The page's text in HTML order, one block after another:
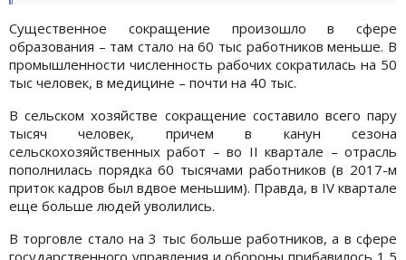
Существенное сокращение произошло в сфере
образования – там стало на 60 тыс работников меньше. В
промышленности численность рабочих сократилась на 50
тыс человек, в медицине – почти на 40 тыс.
В сельском хозяйстве сокращение составило всего пару
тысяч человек, причем в канун сезона
сельскохозяйственных работ – во II квартале – отрасль
пополнилась порядка 60 тысячами работников (в 2017-м
приток кадров был вдвое меньшим). Правда, в IV квартале
еще больше людей уволились.
В торговле стало на 3 тыс больше работников, а в сфере
государственного управления и обороны прибавилось 1,5